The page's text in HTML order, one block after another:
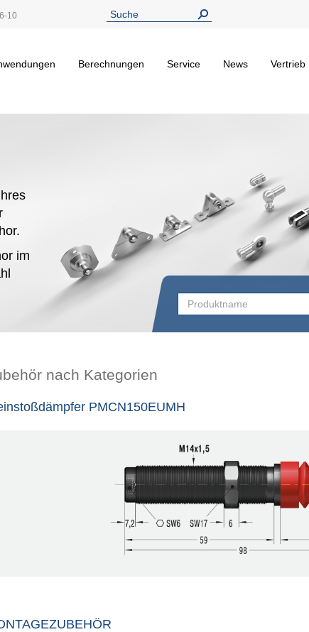
10
Berechnungen Service News Vertrieb
im
nach Kategorien
PMCN150EUMH